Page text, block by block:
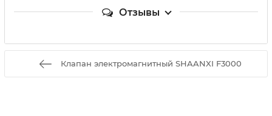
Отзывы
Клапан электромагнитный SHAANXI F3000